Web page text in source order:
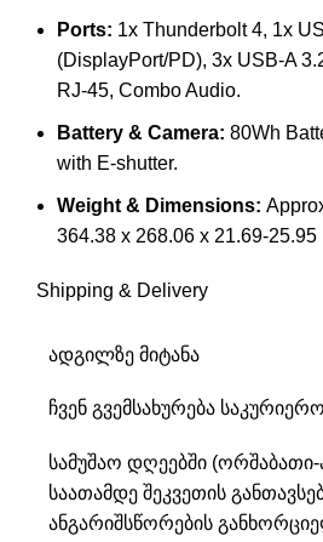
Ports: 1x Thunderbolt 4, 1x
(DisplayPort/PD), 3x USB-A
RJ-45, Combo Audio.
Battery & Camera: 80Wh
with E-shutter.
Weight & Dimensions:
364.38 x 268.06 x 21.69-25.95
Shipping & Delivery
ადგილზე მიტანა
ჩვენ გვემსახურება
სამუშაო დღეებში (ორშაბათი-
საათამდე შეკვეთის
ანგარიშსწორების